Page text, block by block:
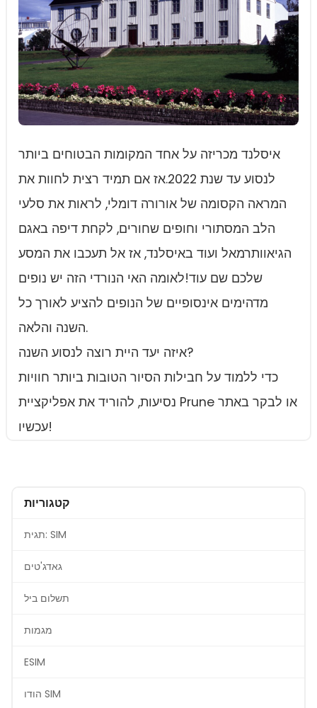
איסלנד מכריזה על אחד המקומות הבטוחים ביותר
לנסוע עד שנת 2022.אז אם תמיד רצית לחוות את
המראה הקסומה של אורורה דומלי, לראות את סלעי
הלב המסתורי וחופים שחורים, לקחת דיפה באגם
הגיאוותרמאל ועוד באיסלנד, אז אל תעכבו את המסע
שלכם שם עוד!לאומה האי הנורדי הזה יש נופים
מדהימים אינסופיים של הנופים להציע לאורך כל
השנה והלאה.
איזה יעד היית רוצה לנסוע השנה?
כדי ללמוד על חבילות הסיור הטובות ביותר חוויות
נסיעות, להוריד את אפליקציית Prune או לבקר באתר
עכשיו!
קטגוריות
תגית: SIM
גאדג'טים
תשלום ביל
מגמות
ESIM
הודו SIM